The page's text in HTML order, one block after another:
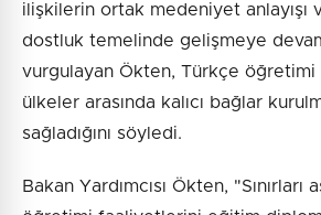
ilişkilerin ortak medeniyet anlayışı
dostluk temelinde gelişmeye
vurgulayan Ökten, Türkçe öğretimi
ülkeler arasında kalıcı bağlar
sağladığını söyledi.
Bakan Yardımcısı Ökten, "Sınırları